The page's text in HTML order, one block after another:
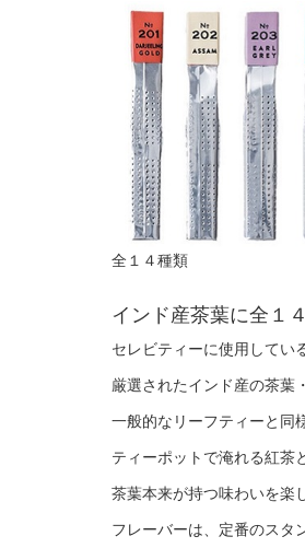
全１４種類
インド産茶葉に全１
セレビティーに使用してい
厳選されたインド産の茶葉
一般的なリーフティーと同
ティーポットで淹れる紅茶
茶葉本来が持つ味わいを楽
フレーバーは、定番のスタ